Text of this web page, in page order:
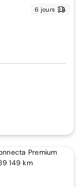
6 jours